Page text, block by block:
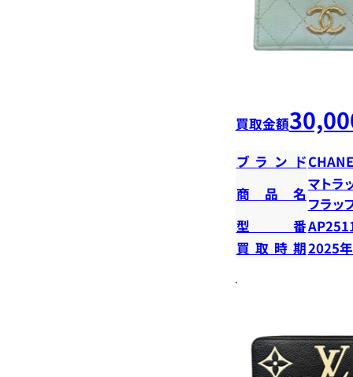
買取金額
ブランド
商品名
マトラ
フラッ
型番
買取時期2025